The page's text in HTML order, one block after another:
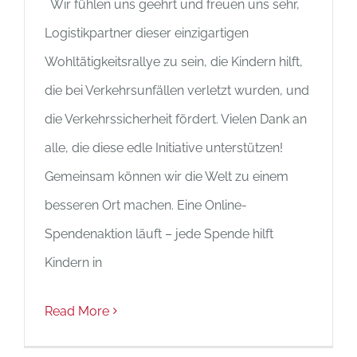
Wir fühlen uns geehrt und freuen uns sehr,
Logistikpartner dieser einzigartigen
Wohltätigkeitsrallye zu sein, die Kindern hilft,
die bei Verkehrsunfällen verletzt wurden, und
die Verkehrssicherheit fördert. Vielen Dank an
alle, die diese edle Initiative unterstützen!
Gemeinsam können wir die Welt zu einem
besseren Ort machen. Eine Online-
Spendenaktion läuft – jede Spende hilft
Kindern in
Read More